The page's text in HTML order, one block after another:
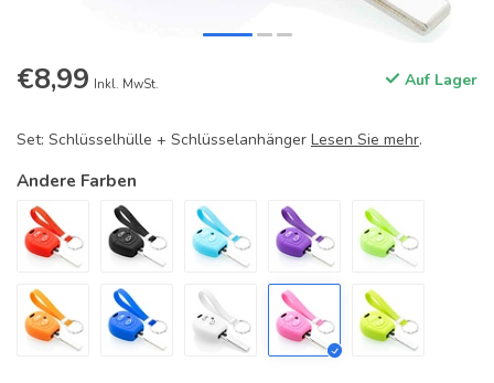
€8,99 Inkl. MwSt. Auf Lager
Set: Schlüsselhülle + Schlüsselanhänger Lesen Sie mehr.
Andere Farben